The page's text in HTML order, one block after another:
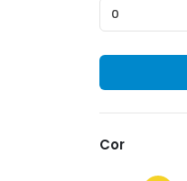
Preço
Preço
Cor